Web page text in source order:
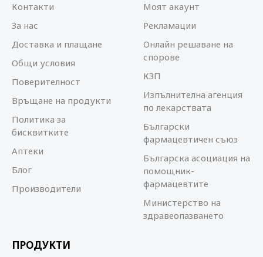
Контакти
За нас
Доставка и плащане
Общи условия
Поверителност
Връщане на продукти
Политика за
бисквитките
Аптеки
Блог
Производители
Моят акаунт
Рекламации
Онлайн решаване на
спорове
КЗП
Изпълнителна агенция
по лекарствата
Български
фармацевтичен съюз
Българска асоциация на
помощник-
фармацевтите
Министерство на
здравеопазването
ПРОДУКТИ